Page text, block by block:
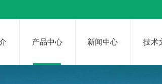
产品中心 新闻中心 技术